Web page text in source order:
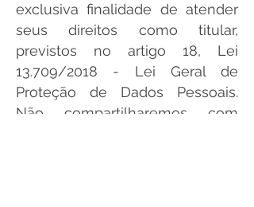
exclusiva finalidade de atender
seus direitos como titular,
previstos no artigo 18, Lei
13.709/2018 - Lei Geral de
Proteção de Dados Pessoais.
Não compartilharemos com